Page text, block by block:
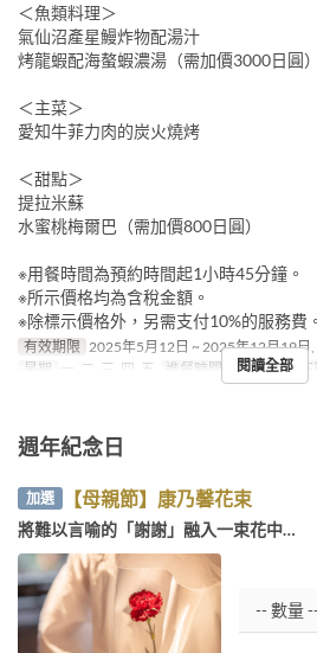
＜魚類料理＞
氣仙沼產星鰻炸物配湯汁
烤龍蝦配海螯蝦濃湯（需加價3000日圓）
＜主菜＞
愛知牛菲力肉的炭火燒烤
＜甜點＞
提拉米蘇
水蜜桃梅爾巴（需加價800日圓）
※用餐時間為預約時間起1小時45分鐘。
※所示價格均為含稅金額。
※除標示價格外，另需支付10%的服務費。
有效期限 2025年5月12日 ~ 2025年12月19日
星期
一, 二, 三, 四, 五 進餐時間 晚餐 最大下
閱讀全部
週年紀念日
加選 【母親節】康乃馨花束
將難以言喻的「謝謝」融入一束花中…